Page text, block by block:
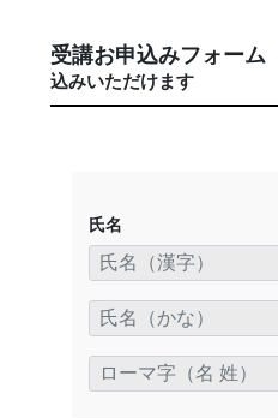
受講お申込みフォーム
込みいただけます
氏名